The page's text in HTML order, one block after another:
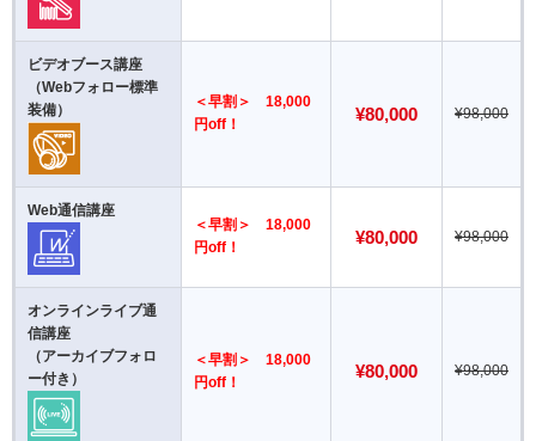
ビデオブース講座
（Webフォロー標準
装備）
＜早割＞ 18,000
円off！
¥80,000 ¥98,000
Web通信講座
＜早割＞ 18,000
円off！
¥80,000 ¥98,000
オンラインライブ通
信講座
（アーカイブフォロ
ー付き）
＜早割＞ 18,000
円off！
¥80,000 ¥98,000